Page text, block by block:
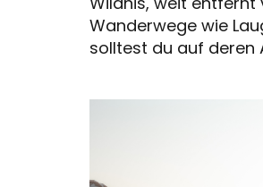
Wanderwege wie
solltest du auf deren